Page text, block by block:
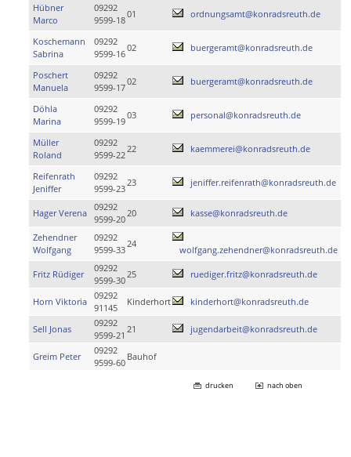
Hübner
Marco
09292
9599-18
01 ordnungsamt@konradsreuth.de
Koschemann
Sabrina
09292
9599-16
02 buergeramt@konradsreuth.de
Poschert
Manuela
09292
9599-17
02 buergeramt@konradsreuth.de
Döhla
Marina
09292
9599-19
03 personal@konradsreuth.de
Müller
Roland
09292
9599-22
22 kaemmerei@konradsreuth.de
Reifenrath
Jeniffer
09292
9599-23
23 jeniffer.reifenrath@konradsreuth.de
Hager Verena
09292
9599-20
20 kasse@konradsreuth.de
Zehendner
Wolfgang
09292
9599-33
24
wolfgang.zehendner@konradsreuth.de
Fritz Rüdiger
09292
9599-30
25 ruediger.fritz@konradsreuth.de
Horn Viktoria
09292
91145
Kinderhort kinderhort@konradsreuth.de
Sell Jonas
09292
9599-21
21 jugendarbeit@konradsreuth.de
Greim Peter
09292
9599-60
Bauhof
drucken nach oben